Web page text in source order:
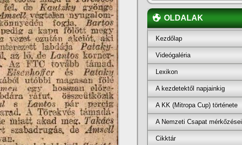
OLDALAK
Kezdőlap
Videógaléria
Lexikon
A kezdetektől napjainkig
A KK (Mitropa Cup) története
A Nemzeti Csapat mérkőzései
Cikktár